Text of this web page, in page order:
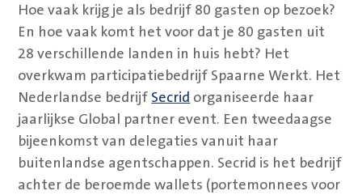
Hoe vaak krijg je als bedrijf 80 gasten op bezoek?
En hoe vaak komt het voor dat je 80 gasten uit
28 verschillende landen in huis hebt? Het
overkwam participatiebedrijf Spaarne Werkt. Het
Nederlandse bedrijf Secrid organiseerde haar
jaarlijkse Global partner event. Een tweedaagse
bijeenkomst van delegaties vanuit haar
buitenlandse agentschappen. Secrid is het bedrijf
achter de beroemde wallets (portemonnees voor